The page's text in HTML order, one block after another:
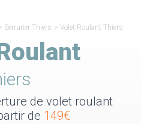
Serrurier Thiers > Volet Roulant Thiers
de volet roulant
de 149€